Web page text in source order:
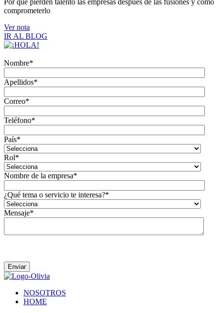
Por qué pierden talento las empresas después de las fusiones y cómo
comprometerlo
Ver nota
IR AL BLOG
Nombre*
Apellidos*
Correo*
Teléfono*
País*
Rol*
Nombre de la empresa*
¿Qué tema o servicio te interesa?*
Mensaje*
NOSOTROS
HOME